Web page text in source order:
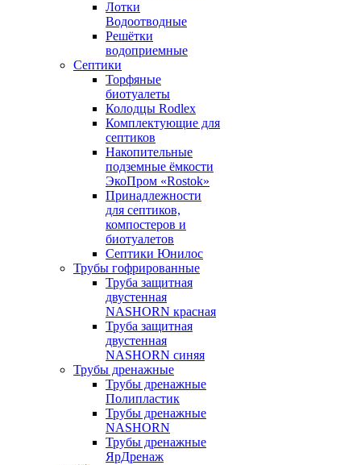
Лотки
Водоотводные
Решётки
водоприемные
Септики
Торфяные
биотуалеты
Колодцы Rodlex
Комплектующие для
септиков
Накопительные
подземные ёмкости
ЭкоПром «Rostok»
Принадлежности
для септиков,
компостеров и
биотуалетов
Септики Юнилос
Трубы гофрированные
Труба защитная
двустенная
NASHORN красная
Труба защитная
двустенная
NASHORN синяя
Трубы дренажные
Трубы дренажные
Полипластик
Трубы дренажные
NASHORN
Трубы дренажные
ЯрДренаж